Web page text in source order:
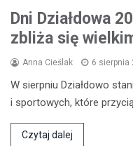
Dni Działdowa
zbliża się
Anna Cieślak 6 sierpnia
W sierpniu Działdowo
i sportowych, które
Czytaj dalej